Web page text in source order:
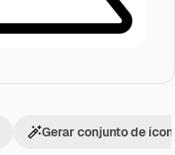
Gerar conjunto de